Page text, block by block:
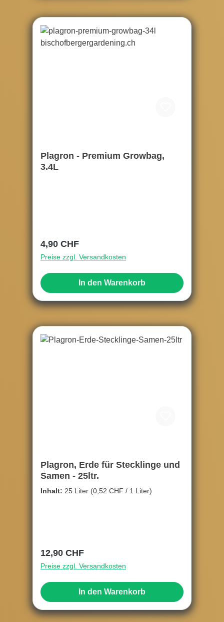
Plagron - Premium Growbag,
3.4L
Regulärer Preis:
4,90 CHF
Preise zzgl. Versandkosten
In den Warenkorb
Plagron, Erde für Stecklinge und
Samen - 25ltr.
Inhalt: 25 Liter (0,52 CHF / 1 Liter)
Regulärer Preis:
12,90 CHF
Preise zzgl. Versandkosten
In den Warenkorb